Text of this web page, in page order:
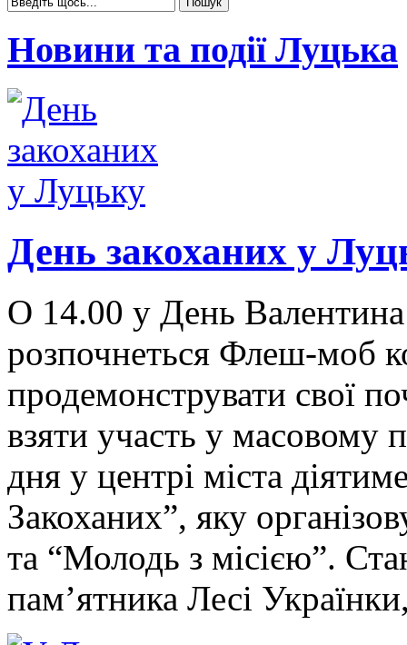
Новини та події Луцька
День закоханих у
О 14.00 у День
розпочнеться Флеш-моб
продемонструвати свої
взяти участь у масовому
дня у центрі міста
Закоханих”, яку
та “Молодь з місією”.
пам’ятника Лесі